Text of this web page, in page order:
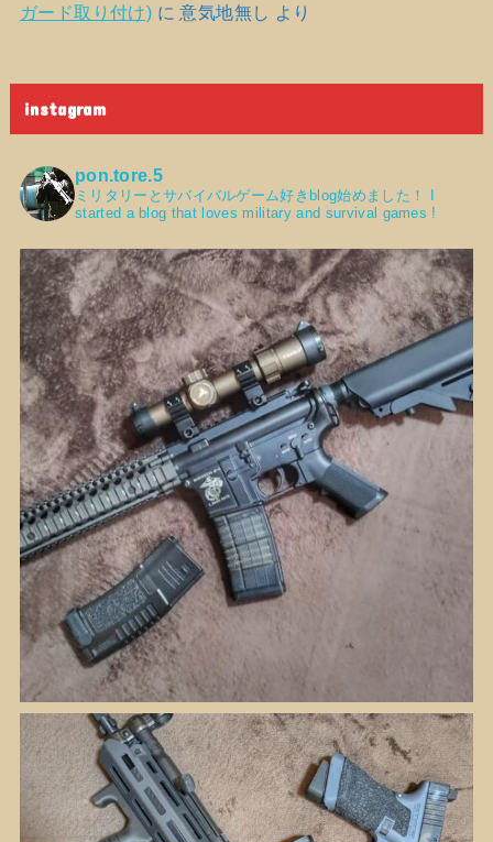
ガード取り付け) に意気地無し より
instagram
pon.tore.5
ミリタリーとサバイバルゲーム好きblog始めました！
started a blog that loves military and survival games !